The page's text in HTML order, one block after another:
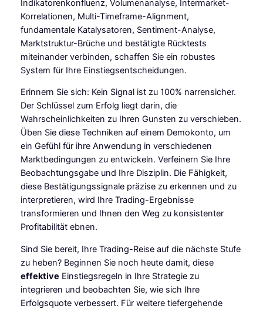
Indikatorenkonfluenz, Volumenanalyse, Intermarket-
Korrelationen, Multi-Timeframe-Alignment,
fundamentale Katalysatoren, Sentiment-Analyse,
Marktstruktur-Brüche und bestätigte Rücktests
miteinander verbinden, schaffen Sie ein robustes
System für Ihre Einstiegsentscheidungen.
Erinnern Sie sich: Kein Signal ist zu 100% narrensicher.
Der Schlüssel zum Erfolg liegt darin, die
Wahrscheinlichkeiten zu Ihren Gunsten zu verschieben.
Üben Sie diese Techniken auf einem Demokonto, um
ein Gefühl für ihre Anwendung in verschiedenen
Marktbedingungen zu entwickeln. Verfeinern Sie Ihre
Beobachtungsgabe und Ihre Disziplin. Die Fähigkeit,
diese Bestätigungssignale präzise zu erkennen und zu
interpretieren, wird Ihre Trading-Ergebnisse
transformieren und Ihnen den Weg zu konsistenter
Profitabilität ebnen.
Sind Sie bereit, Ihre Trading-Reise auf die nächste Stufe
zu heben? Beginnen Sie noch heute damit, diese
effektive Einstiegsregeln in Ihre Strategie zu
integrieren und beobachten Sie, wie sich Ihre
Erfolgsquote verbessert. Für weitere tiefergehende